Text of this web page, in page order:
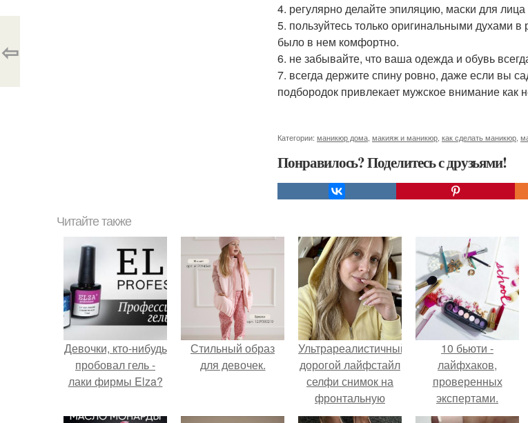
4. регулярно делайте эпиляцию, маски для лица
5. пользуйтесь только оригинальными духами
было в нем комфортно.
6. не забывайте, что ваша одежда и обувь
7. всегда держите спину ровно, даже если вы
подбородок привлекает мужское внимание как
Категории: маникюр дома макияж и маникюр как сделать маникюр
Понравилось? Поделитесь с друзьями!
⇦
Читайте также
Девочки, кто-нибудь
пробовал гель -
лаки фирмы Elza?
Стильный образ
для девочек.
Ультрареалистичный
дорогой лайфстайл
селфи снимок на
фронтальную
камеру.
10 бьюти -
лайфхаков,
проверенных
экспертами.